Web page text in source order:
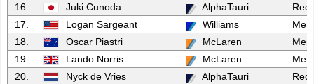
16.
Juki Cunoda AlphaTauri
Red
17.
Logan Sargeant Williams
18.
Oscar Piastri McLaren
19.
Lando Norris McLaren
20.
Nyck de Vries AlphaTauri Red